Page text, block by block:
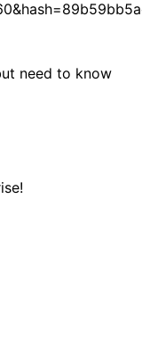
need to know